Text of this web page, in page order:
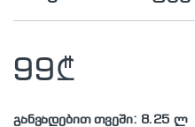
99₾
განვადებით თვეში: 8.25 ლ